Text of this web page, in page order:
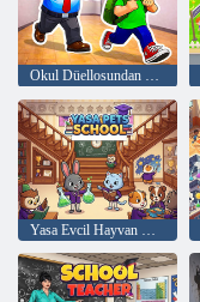
Okul Düellosundan Kaçış
Yasa Evcil Hayvan Okulu